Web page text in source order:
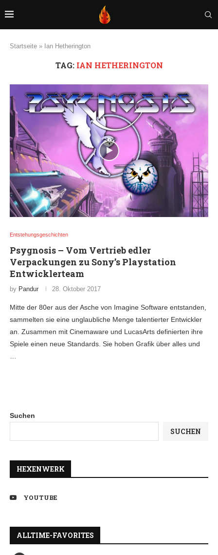
Startseite » Ian Hetherington
TAG: IAN HETHERINGTON
Entstehungsgeschichten
Psygnosis – Vom Vertrieb edler
Verpackungen zu Sony’s Playstation
Entwicklerteam
by Pandur 28. Oktober 2017
Mitte der 80er aus der Asche von Imagine Software entstanden,
sammelten sie eine unglaubliche Menge talentierter Entwickler
an. Zusammen mit Cinemaware und LucasArts definierten ihre
Spiele einen neue Standards. Sie hoben Grafik über alles und
Suchen
SUCHEN
HEXENWERK
YOUTUBE
ALLTIME-FAVORITES